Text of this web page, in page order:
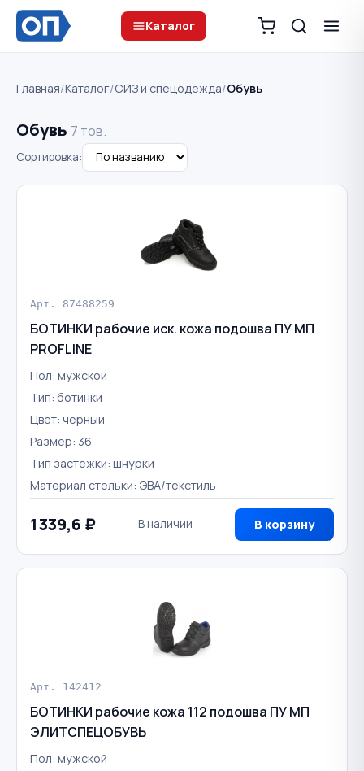
Каталог
Главная/Каталог/СИЗ и спецодежда/Обувь
Обувь 7 тов.
Сортировка:
Арт. 87488259
БОТИНКИ рабочие иск. кожа подошва ПУ МП
PROFLINE
Пол: мужской
Тип: ботинки
Цвет: черный
Размер: 36
Тип застежки: шнурки
Материал стельки: ЭВА/текстиль
1 339,6 ₽ В наличии В корзину
Арт. 142412
БОТИНКИ рабочие кожа 112 подошва ПУ МП
ЭЛИТСПЕЦОБУВЬ
Пол: мужской